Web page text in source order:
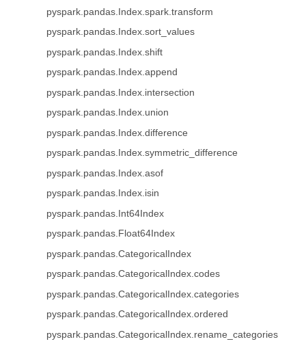
pyspark.pandas.Index.spark.transform
pyspark.pandas.Index.sort_values
pyspark.pandas.Index.shift
pyspark.pandas.Index.append
pyspark.pandas.Index.intersection
pyspark.pandas.Index.union
pyspark.pandas.Index.difference
pyspark.pandas.Index.symmetric_difference
pyspark.pandas.Index.asof
pyspark.pandas.Index.isin
pyspark.pandas.Int64Index
pyspark.pandas.Float64Index
pyspark.pandas.CategoricalIndex
pyspark.pandas.CategoricalIndex.codes
pyspark.pandas.CategoricalIndex.categories
pyspark.pandas.CategoricalIndex.ordered
pyspark.pandas.CategoricalIndex.rename_categories